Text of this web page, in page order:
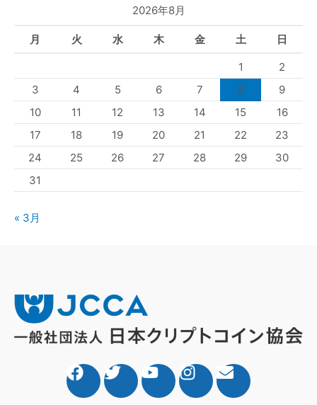
2026年8月
月 火 水 木 金 土 日
1
2
3
4 5 6 7 8
9
10
11 12 13 14 15
16
17
18 19 20 21 22
23
24
25 26 27 28 29
30
31
« 3月